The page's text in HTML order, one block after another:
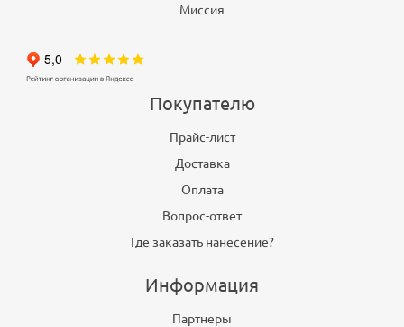
Миссия
Покупателю
Прайс-лист
Доставка
Оплата
Вопрос-ответ
Где заказать нанесение?
Информация
Партнеры